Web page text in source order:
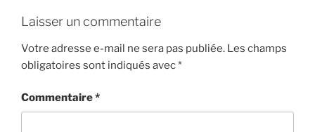
Laisser un commentaire
Votre adresse e-mail ne sera pas publiée. Les champs
obligatoires sont indiqués avec*
Commentaire*